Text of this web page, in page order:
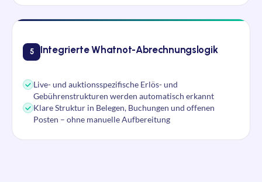
5 Integrierte Whatnot-Abrechnungslogik
Live- und auktionsspezifische Erlös- und
Gebührenstrukturen werden automatisch erkannt
Klare Struktur in Belegen, Buchungen und offenen
Posten – ohne manuelle Aufbereitung